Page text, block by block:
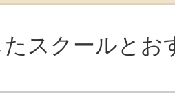
スクールとお